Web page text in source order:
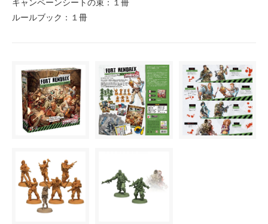
キャンペーンシートの束：１冊
ルールブック：１冊